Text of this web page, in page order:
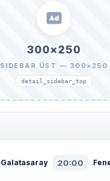
300×250
SIDEBAR ÜST — 300×250
detail_sidebar_top
Galatasaray 20:00